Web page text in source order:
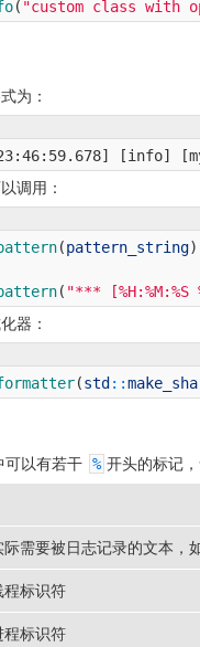
( "custom class with
为：
[info]
调用：
(pattern_string)
( "***
器：
(std ::
可以有若干 % 开头的标记
际需要被日志记录的文本，
程标识符
程标识符